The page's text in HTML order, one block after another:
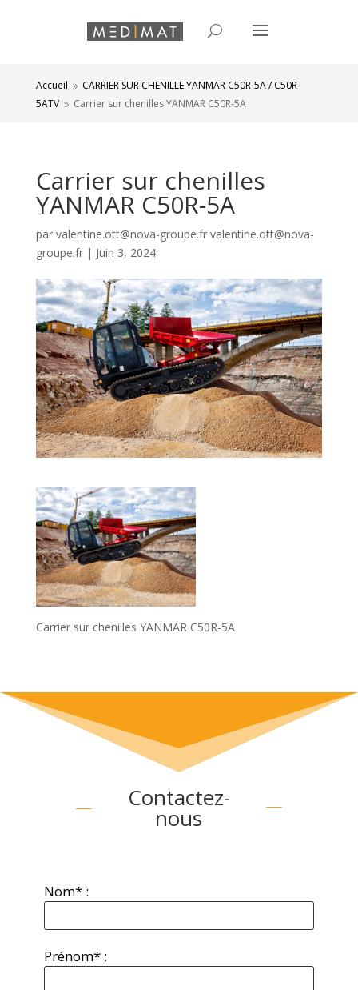
Accueil 9 CARRIER SUR CHENILLE YANMAR C50R-5A / C50R-
5ATV 9 Carrier sur chenilles YANMAR C50R-5A
Carrier sur chenilles
YANMAR C50R-5A
par valentine.ott@nova-groupe.fr valentine.ott@nova-
groupe.fr| Juin 3, 2024
Carrier sur chenilles YANMAR C50R-5A
Contactez-
nous
Nom* :
Prénom* :